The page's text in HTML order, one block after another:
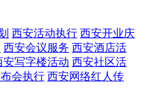
西安活动执行 西安开业庆
西安会议服务 西安酒店活
安写字楼活动 西安社区活
会执行 西安网络红人传